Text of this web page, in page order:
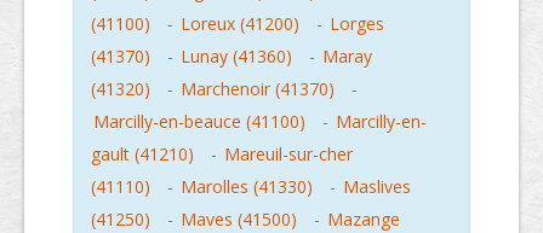
(41100)
- Loreux (41200) - Lorges
(41370)
- Lunay (41360) - Maray
(41320)
- Marchenoir (41370)
-
Marcilly-en-beauce (41100)
- Marcilly-en-
gault (41210)
- Mareuil-sur-cher
(41110)
- Marolles (41330) - Maslives
(41250)
- Maves (41500) - Mazange